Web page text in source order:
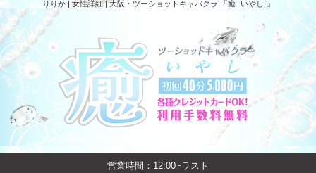
りりか | 女性詳細 | 大阪・ツーショットキャバクラ 「癒 -いやし‐」
営業時間：12:00~ラスト